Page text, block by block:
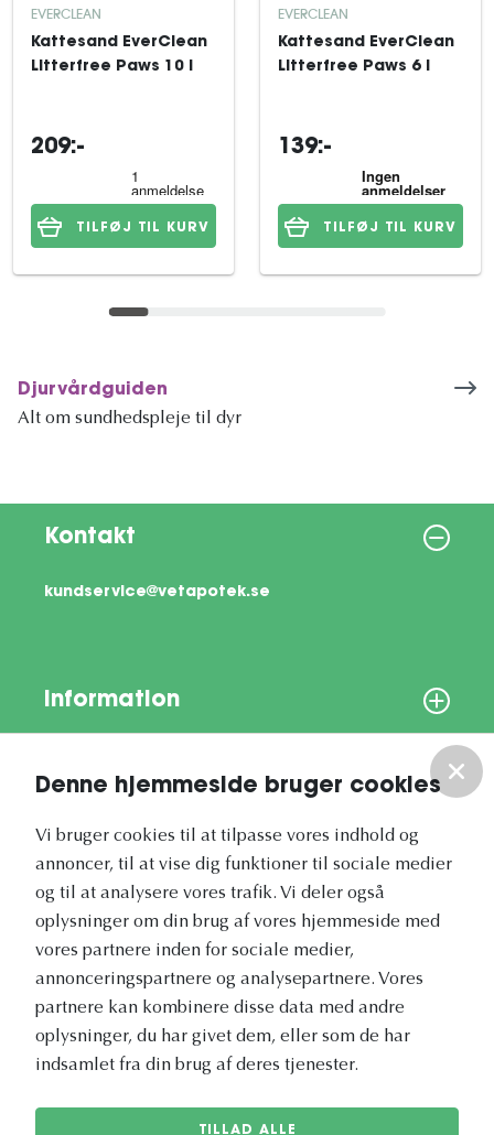
Denne hjemmeside bruger cookies
Vi bruger cookies til at tilpasse vores indhold og
annoncer, til at vise dig funktioner til sociale medier
og til at analysere vores trafik. Vi deler også
oplysninger om din brug af vores hjemmeside med
vores partnere inden for sociale medier,
annonceringspartnere og analysepartnere. Vores
partnere kan kombinere disse data med andre
oplysninger, du har givet dem, eller som de har
indsamlet fra din brug af deres tjenester.
TILLAD ALLE
EVERCLEAN
Kattesand EverClean
Litterfree Paws 10 l
209:-
TILFØJ TIL KURV
EVERCLEAN
Kattesand EverClean
Litterfree Paws 6 l
139:-
TILFØJ TIL KURV
Djurvårdguiden
Alt om sundhedspleje til dyr
Kontakt
kundservice@vetapotek.se
Information
Vores nyhedsbrev
Vetapotek.dk er en del af
Evidensia
Dyresundhedspleje